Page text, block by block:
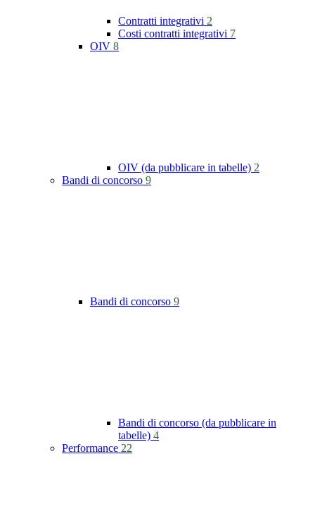
Contratti integrativi 2
Costi contratti integrativi 7
OIV 8
OIV (da pubblicare in tabelle) 2
Bandi di concorso 9
Bandi di concorso 9
Bandi di concorso (da pubblicare in
tabelle) 4
Performance 22